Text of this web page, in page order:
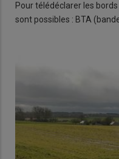
Pour télédéclarer les
sont possibles : BTA